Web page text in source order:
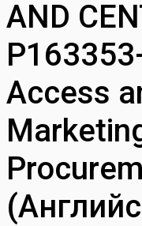
AND
Access